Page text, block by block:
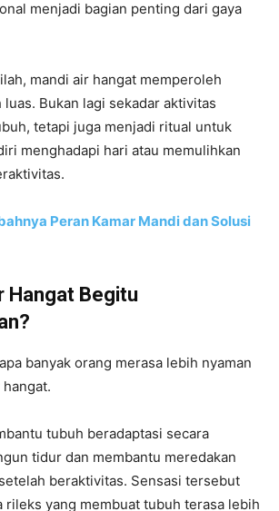
menjadi bagian penting dari gaya
mandi air hangat memperoleh
luas. Bukan lagi sekadar aktivitas
tetapi juga menjadi ritual untuk
menghadapi hari atau memulihkan
Peran Kamar Mandi dan Solusi
Hangat Begitu
banyak orang merasa lebih nyaman
tubuh beradaptasi secara
tidur dan membantu meredakan
beraktivitas. Sensasi tersebut
rileks yang membuat tubuh terasa lebih